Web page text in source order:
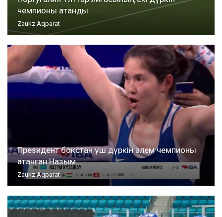
чемпионы атанды
Zaukz Aqparat
Президент бокстан үш дүркін әлем чемпионы
атанған Назым…
Zaukz Aqparat